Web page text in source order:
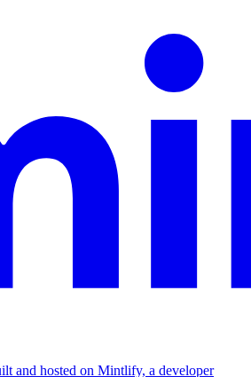
and hosted on Mintlify, a developer